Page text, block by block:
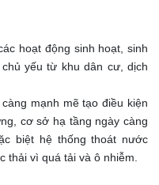
hoạt động sinh hoạt, sinh
yếu từ khu dân cư, dịch
mạnh mẽ tạo điều kiện
cơ sở hạ tầng ngày càng
biệt hệ thống thoát nước
thải vì quá tải và ô nhiễm.